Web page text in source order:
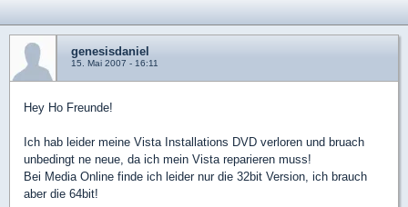
genesisdaniel
15. Mai 2007 - 16:11
Hey Ho Freunde!
Ich hab leider meine Vista Installations DVD verloren und bruach
unbedingt ne neue, da ich mein Vista reparieren muss!
Bei Media Online finde ich leider nur die 32bit Version, ich brauch
aber die 64bit!